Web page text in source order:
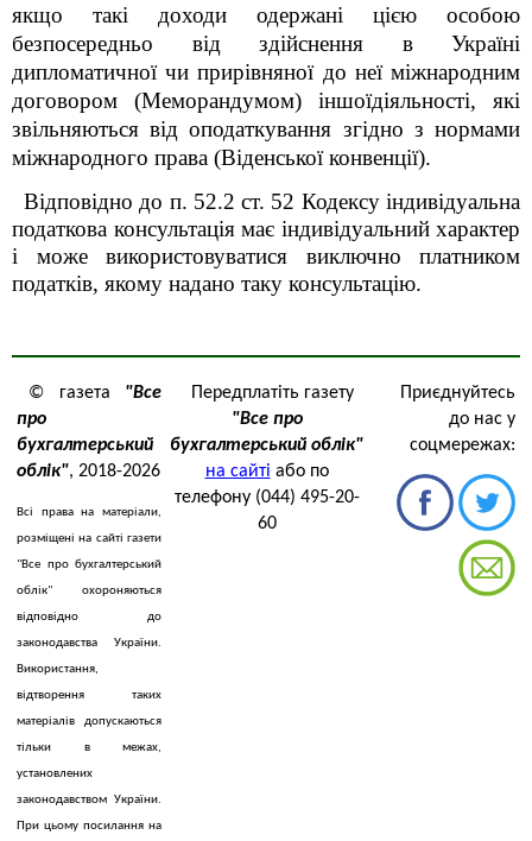
якщо такі доходи одержані цією особою
безпосередньо від здійснення в Україні
дипломатичної чи прирівняної до неї міжнародним
договором (Меморандумом) іншоїдіяльності, які
звільняються від оподаткування згідно з нормами
міжнародного права (Віденської конвенції).
Відповідно до п. 52.2 ст. 52 Кодексуіндивідуальна
податкова консультація має індивідуальний характер
і може використовуватися виключно платником
податків, якому надано таку консультацію.
© газета "Все
про
бухгалтерський
облік", 2018-2026
Всі права на матеріали,
розміщені на сайті газети
"Все про бухгалтерський
облік" охороняються
відповідно до
законодавства України.
Використання,
відтворення таких
матеріалів допускаються
тільки в межах,
установлених
законодавством України.
При цьому посилання на
Передплатіть газету
"Все про
бухгалтерський облік"
на сайті або по
телефону (044) 495-20-
60
Приєднуйтесь
до нас у
соцмережах: